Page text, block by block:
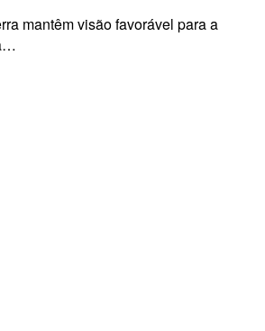
mantêm visão favorável para a